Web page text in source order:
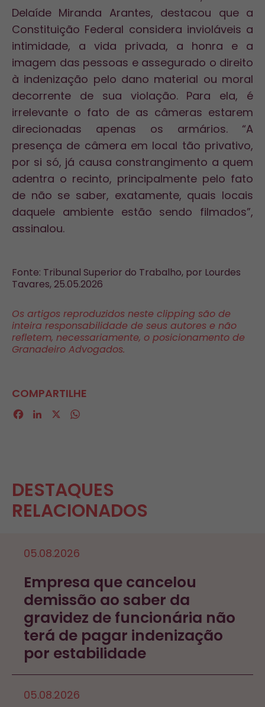
Delaíde Miranda Arantes, destacou que a
Constituição Federal considera invioláveis a
intimidade, a vida privada, a honra e a
imagem das pessoas e assegurado o direito
à indenização pelo dano material ou moral
decorrente de sua violação. Para ela, é
irrelevante o fato de as câmeras estarem
direcionadas apenas os armários. “A
presença de câmera em local tão privativo,
por si só, já causa constrangimento a quem
adentra o recinto, principalmente pelo fato
de não se saber, exatamente, quais locais
daquele ambiente estão sendo filmados”,
assinalou.
Fonte: Tribunal Superior do Trabalho, por Lourdes
Tavares, 25.05.2026
Os artigos reproduzidos neste clipping são de
inteira responsabilidade de seus autores e não
refletem, necessariamente, o posicionamento de
Granadeiro Advogados.
COMPARTILHE
Facebook
LinkedIn
DESTAQUES
RELACIONADOS
05.08.2026
Empresa que cancelou
demissão ao saber da
gravidez de funcionária não
terá de pagar indenização
por estabilidade
05.08.2026